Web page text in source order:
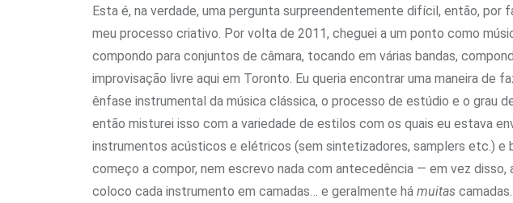
Esta é, na verdade, uma pergunta surpreendentemente difícil, então,
meu processo criativo. Por volta de 2011, cheguei a um ponto como
compondo para conjuntos de câmara, tocando em várias bandas,
improvisação livre aqui em Toronto. Eu queria encontrar uma maneira
ênfase instrumental da música clássica, o processo de estúdio e o grau
então misturei isso com a variedade de estilos com os quais eu estava
instrumentos acústicos e elétricos (sem sintetizadores, samplers etc.) e
começo a compor, nem escrevo nada com antecedência — em vez
coloco cada instrumento em camadas… e geralmente há muitas